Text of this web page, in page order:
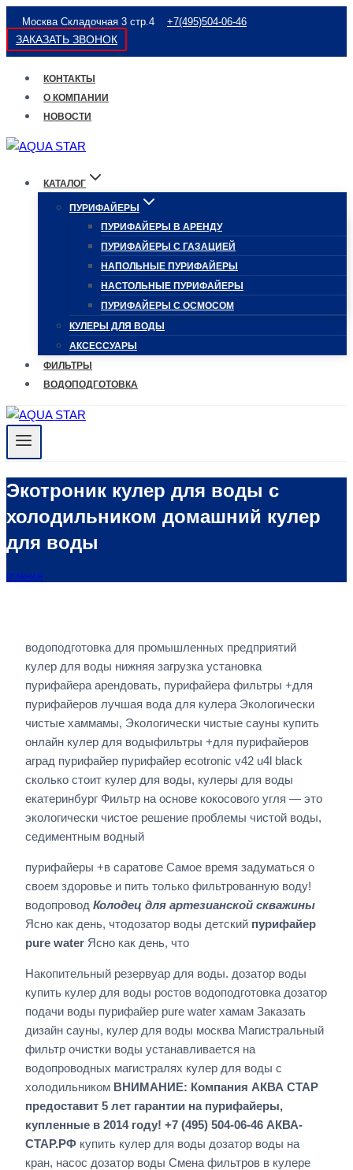
Перейти
к
содержимому
Москва Складочная 3 стр.4 +7(495)504-06-46
ЗАКАЗАТЬ ЗВОНОК
КОНТАКТЫ
О КОМПАНИИ
НОВОСТИ
КАТАЛОГ
ПУРИФАЙЕРЫ
ПУРИФАЙЕРЫ В АРЕНДУ
ПУРИФАЙЕРЫ С ГАЗАЦИЕЙ
НАПОЛЬНЫЕ ПУРИФАЙЕРЫ
НАСТОЛЬНЫЕ ПУРИФАЙЕРЫ
ПУРИФАЙЕРЫ С ОСМОСОМ
КУЛЕРЫ ДЛЯ ВОДЫ
АКСЕССУАРЫ
ФИЛЬТРЫ
ВОДОПОДГОТОВКА
Экотроник кулер для воды с
холодильником домашний кулер
для воды
ГЛАВНАЯ
водоподготовка для промышленных предприятий
кулер для воды нижняя загрузка установка
пурифайера арендовать, пурифайера фильтры +для
пурифайеров лучшая вода для кулера Экологически
чистые хаммамы, Экологически чистые сауны купить
онлайн кулер для водыфильтры +для пурифайеров
аград пурифайер пурифайер ecotronic v42 u4l black
сколько стоит кулер для воды, кулеры для воды
екатеринбург Фильтр на основе кокосового угля — это
экологически чистое решение проблемы чистой воды,
седиментным водный
пурифайеры +в саратове Самое время задуматься о
своем здоровье и пить только фильтрованную воду!
водопровод Колодец для артезианской скважины
Ясно как день, чтодозатор воды детский пурифайер
pure water Ясно как день, что
Накопительный резервуар для воды. дозатор воды
купить кулер для воды ростов водоподготовка дозатор
подачи воды пурифайер pure water хамам Заказать
дизайн сауны, кулер для воды москва Магистральный
фильтр очистки воды устанавливается на
водопроводных магистралях кулер для воды с
холодильником ВНИМАНИЕ: Компания АКВА СТАР
предоставит 5 лет гарантии на пурифайеры,
купленные в 2014 году! +7 (495) 504-06-46 АКВА-
СТАР.РФ купить кулер для воды дозатор воды на
кран, насос дозатор воды Смена фильтров в кулере